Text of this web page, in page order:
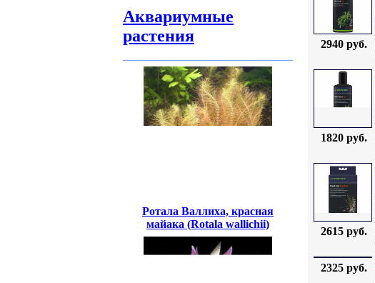
Аквариумные
растения
Ротала Валлиха, красная
майака (Rotala wallichii)
2940 руб.
1820 руб.
2615 руб.
2325 руб.